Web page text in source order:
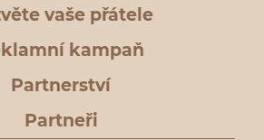
vaše přátele
kampaň
Partnerství
Partneři